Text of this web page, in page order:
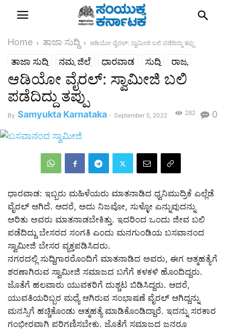
Home ತಾಜಾ ಸುದ್ದಿ ಆಡಿಯೋ ವೈರಲ್: ಸ್ವಾಮೀಜಿ ಬಲಿ ಪಡೆದಿದ್ದು ತಪ್ಪು
ತಾಜಾ ಸುದ್ದಿ ನಮ್ಮ ಜಿಲ್ಲೆ ಧಾರವಾಡ ಸುದ್ದಿ ರಾಜ್ಯ
ಆಡಿಯೋ ವೈರಲ್: ಸ್ವಾಮೀಜಿ ಬಲಿ
ಪಡೆದಿದ್ದು ತಪ್ಪು
By Samyukta Karnataka - September 5, 2022 0
282
ಧಾರವಾಡ: ಇಬ್ಬರು ಮಹಿಳೆಯರು ಮಾತನಾಡಿದ ಧ್ವನಿಮುದ್ರಿಕೆ ಎಲ್ಲೆಡೆ
ವೈರಲ್ ಆಗಿದೆ. ಆದರೆ, ಅದು ನಿಜವೋ, ಸುಳ್ಳೋ ಎನ್ನುವುದನ್ನು
ಅರಿತು ಅವರು ಮಾತನಾಡಬೇಕಿತ್ತು. ಇದರಿಂದ ಒಂದು ಜೀವ ಬಲಿ
ಪಡೆದಿದ್ದು ಬೇಸರದ ಸಂಗತಿ ಎಂದು ಮನಗುಂಡಿಯ ಬಸವಾನಂದ
ಸ್ವಾಮೀಜಿ ಬೇಸರ ವ್ಯಕ್ತಪಡಿಸಿದರು.
ನಗರದಲ್ಲಿ ಸುದ್ದಿಗಾರರೊಂದಿಗೆ ಮಾತನಾಡಿದ ಅವರು, ಈಗ ಆತ್ಮಹತ್ಯೆಗೆ
ಶರಣಾಗಿರುವ ಸ್ವಾಮೀಜಿ ಸಮಾಜದ ಬಗೆಗೆ ಕಳಕಳಿ ಹೊಂದಿದ್ದರು.
ಜೊತೆಗೆ ಹಲವಾರು ಯುವಕರಿಗೆ ದುಶ್ಚಟ ಬಿಡಿಸಿದ್ದರು. ಆದರೆ,
ಯುವತಿಯರಿಬ್ಬರ ಮಧ್ಯೆ ಆಗಿರುವ ಸಂಭಾಷಣೆ ವೈರಲ್ ಆಗಿದ್ದನ್ನು
ಮನಸ್ಸಿಗೆ ಹಚ್ಚಿಕೊಂಡು ಆತ್ಮಹತ್ಯೆ ಮಾಡಿಕೊಂಡಿದ್ದಾರೆ. ಇದನ್ನು ಸರಕಾರ
ಗಂಭೀರವಾಗಿ ಪರಿಗಣಿಸಬೇಕು. ಜೊತೆಗೆ ಸಮಾಜದ ಜನರೂ